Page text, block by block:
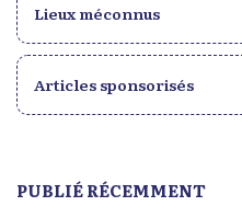
Lieux méconnus
Articles sponsorisés
PUBLIÉ RÉCEMMENT